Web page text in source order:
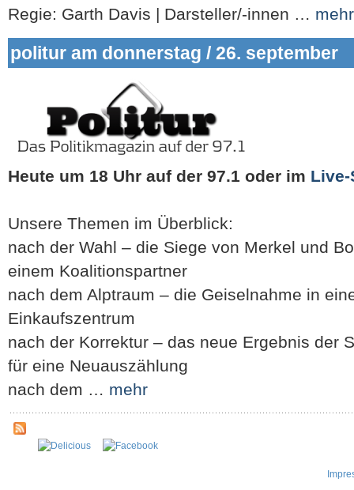
Regie: Garth Davis | Darsteller/-innen … mehr
politur am donnerstag / 26. september
Heute um 18 Uhr auf der 97.1 oder im Live-
Unsere Themen im Überblick:
nach der Wahl – die Siege von Merkel und
einem Koalitionspartner
nach dem Alptraum – die Geiselnahme in
Einkaufszentrum
nach der Korrektur – das neue Ergebnis der
für eine Neuauszählung
nach dem … mehr